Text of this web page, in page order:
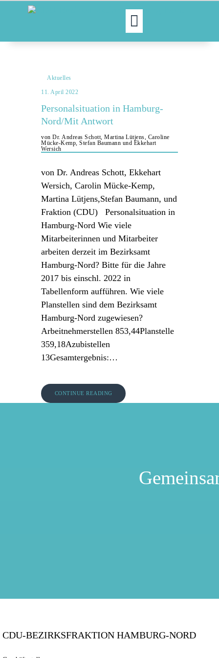
ABGEORDNETE
AKTUELLES
NORDAKTUELL
THEMEN
KONTAKT
Aktuelles
11. April 2022
Personalsituation in Hamburg-
Nord/Mit Antwort
von Dr. Andreas Schott, Martina Lütjens, Caroline
Mücke-Kemp, Stefan Baumann und Ekkehart
Wersich
von Dr. Andreas Schott, Ekkehart
Wersich, Carolin Mücke-Kemp,
Martina Lütjens,Stefan Baumann, und
Fraktion (CDU) Personalsituation in
Hamburg-Nord Wie viele
Mitarbeiterinnen und Mitarbeiter
arbeiten derzeit im Bezirksamt
Hamburg-Nord? Bitte für die Jahre
2017 bis einschl. 2022 in
Tabellenform aufführen. Wie viele
Planstellen sind dem Bezirksamt
Hamburg-Nord zugewiesen?
Arbeitnehmerstellen 853,44Planstelle
359,18Azubistellen
13Gesamtergebnis:…
CONTINUE READING
CDU-BEZIRKSFRAKTION HAMBURG-NORD